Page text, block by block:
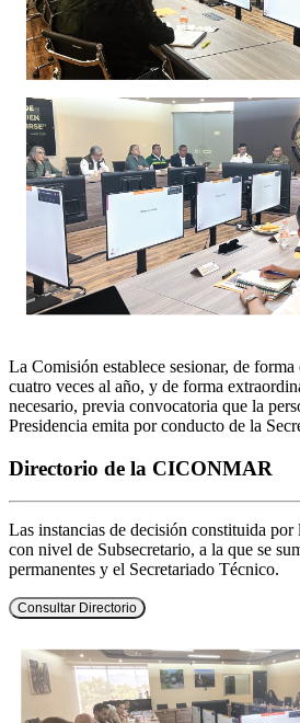
La Comisión establece sesionar, de
cuatro veces al año, y de forma
necesario, previa convocatoria que la
Presidencia emita por conducto de la
Directorio de la CICONMAR
Las instancias de decisión constituida por
con nivel de Subsecretario, a la que se
permanentes y el Secretariado Técnico.
Consultar Directorio